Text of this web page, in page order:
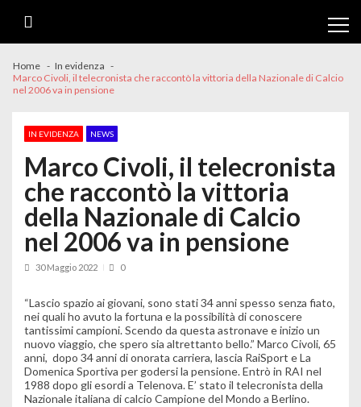
Home
In evidenza
Marco Civoli, il telecronista che raccontò la vittoria della Nazionale di Calcio
nel 2006 va in pensione
IN EVIDENZA NEWS
Marco Civoli, il telecronista
che raccontò la vittoria
della Nazionale di Calcio
nel 2006 va in pensione
30 Maggio 2022 0
“Lascio spazio ai giovani, sono stati 34 anni spesso senza fiato,
nei quali ho avuto la fortuna e la possibilità di conoscere
tantissimi campioni. Scendo da questa astronave e inizio un
nuovo viaggio, che spero sia altrettanto bello.” Marco Civoli, 65
anni, dopo 34 anni di onorata carriera, lascia RaiSport eLa
Domenica Sportiva per godersi la pensione. Entrò in RAI nel
1988 dopo gli esordi a Telenova. E’ stato il telecronista della
Nazionale italiana di calcio Campione del Mondo a Berlino.